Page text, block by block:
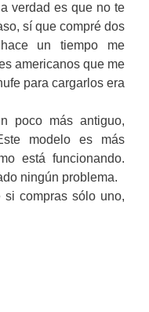
verdad es que no te
sí que compré dos
un tiempo me
americanos que me
para cargarlos era
poco más antiguo,
modelo es más
está funcionando.
ningún problema.
compras sólo uno,